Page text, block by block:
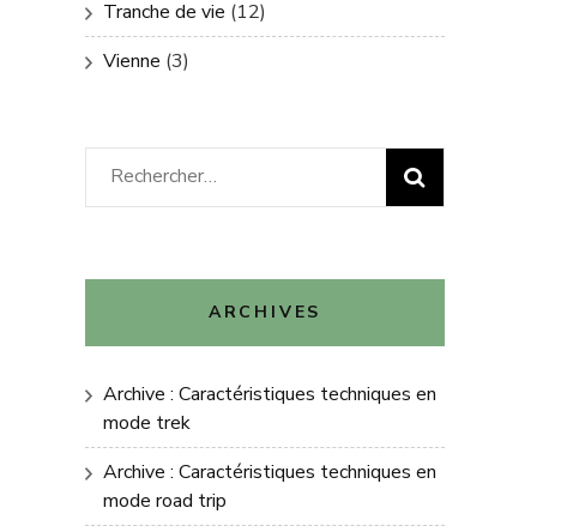
Tranche de vie (12)
Vienne (3)
Rechercher :
ARCHIVES
Archive : Caractéristiques techniques en
mode trek
Archive : Caractéristiques techniques en
mode road trip